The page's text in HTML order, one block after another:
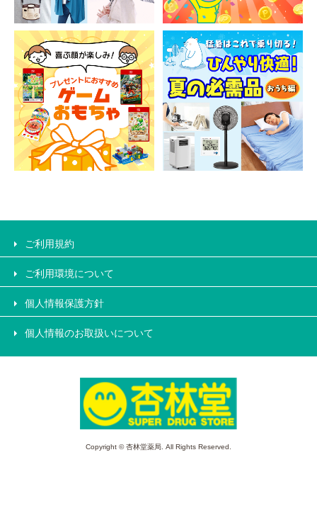
ご利用規約
ご利用環境について
個人情報保護方針
個人情報のお取扱いについて
Copyright © 杏林堂薬局. All Rights Reserved.